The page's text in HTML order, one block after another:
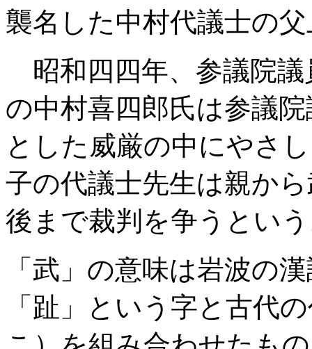
襲名した中村代議士の
昭和四四年、参議院議
の中村喜四郎氏は参議
とした威厳の中にやさ
子の代議士先生は親か
後まで裁判を争うとい
「武」の意味は岩波の
「趾」という字と古代